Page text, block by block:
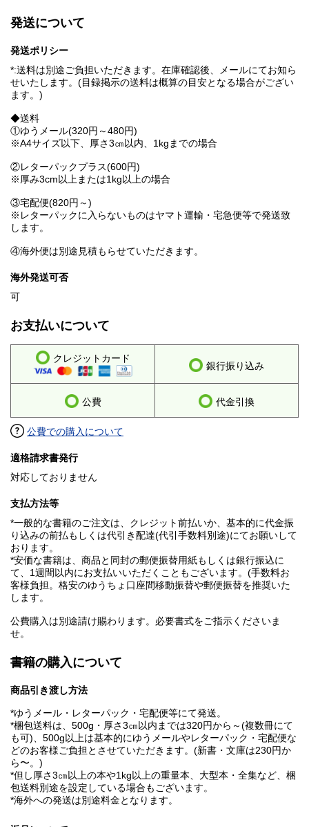
発送について
発送ポリシー
*:送料は別途ご負担いただきます。在庫確認後、メールにてお知ら
せいたします。(目録掲示の送料は概算の目安となる場合がござい
ます。)
◆送料
①ゆうメール(320円～480円)
※A4サイズ以下、厚さ3㎝以内、1kgまでの場合
②レターパックプラス(600円)
※厚み3cm以上または1kg以上の場合
③宅配便(820円～)
※レターパックに入らないものはヤマト運輸・宅急便等で発送致
します。
④海外便は別途見積もらせていただきます。
海外発送可否
可
お支払いについて
クレジットカード
銀行振り込み
公費 代金引換
公費での購入について
適格請求書発行
対応しておりません
支払方法等
*一般的な書籍のご注文は、クレジット前払いか、基本的に代金振
り込みの前払もしくは代引き配達(代引手数料別途)にてお願いして
おります。
*安価な書籍は、商品と同封の郵便振替用紙もしくは銀行振込に
て、1週間以内にお支払いいただくこともございます。(手数料お
客様負担。格安のゆうちょ口座間移動振替や郵便振替を推奨いた
します。
公費購入は別途請け賜わります。必要書式をご指示くださいま
せ。
書籍の購入について
商品引き渡し方法
*ゆうメール・レターパック・宅配便等にて発送。
*梱包送料は、500g・厚さ3㎝以内までは320円から～(複数冊にて
も可)、500g以上は基本的にゆうメールやレターパック・宅配便な
どのお客様ご負担とさせていただきます。(新書・文庫は230円か
ら〜。)
*但し厚さ3㎝以上の本や1kg以上の重量本、大型本・全集など、梱
包送料別途を設定している場合もございます。
*海外への発送は別途料金となります。